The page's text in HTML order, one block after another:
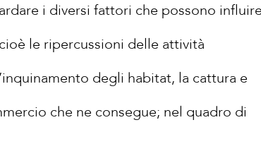
i diversi fattori che possono
le ripercussioni delle attività
degli habitat, la cattura e
che ne consegue; nel quadro di